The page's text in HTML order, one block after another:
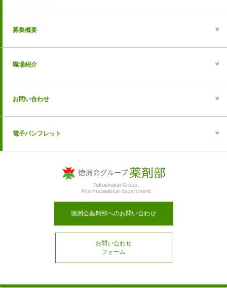
募集概要
職場紹介
お問い合わせ
電子パンフレット
徳洲会薬剤部へのお問い合わせ
お問い合わせ
フォーム